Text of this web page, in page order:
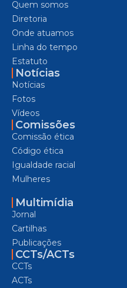
Quem somos
Diretoria
Onde atuamos
Linha do tempo
Estatuto
Notícias
Notícias
Fotos
Vídeos
Comissões
Comissão ética
Código ética
Igualdade racial
Mulheres
Multimídia
Jornal
Cartilhas
Publicações
CCTs/ACTs
CCTs
ACTs